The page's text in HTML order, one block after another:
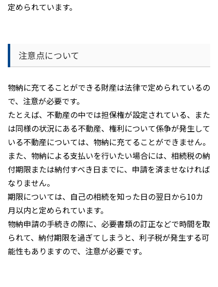
定められています。
注意点について
物納に充てることができる財産は法律で定められているの
で、注意が必要です。
たとえば、不動産の中では担保権が設定されている、また
は同様の状況にある不動産、権利について係争が発生して
いる不動産については、物納に充てることができません。
また、物納による支払いを行いたい場合には、相続税の納
付期限または納付すべき日までに、申請を済ませなければ
なりません。
期限については、自己の相続を知った日の翌日から10カ
月以内と定められています。
物納申請の手続きの際に、必要書類の訂正などで時間を取
られて、納付期限を過ぎてしまうと、利子税が発生する可
能性もありますので、注意が必要です。